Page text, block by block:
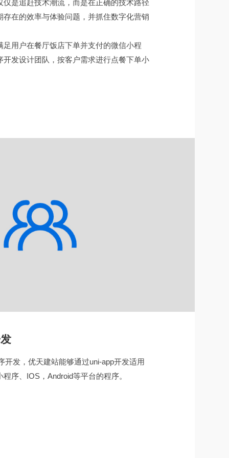
是追赶技术潮流，而是在正确的技术路径
在的效率与体验问题，并抓住数字化营销
用户在餐厅饭店下单并支付的微信小程
开发设计团队，按客户需求进行点餐下单小
开发，优天建站能够通过uni-app开发适用
序、IOS，Android等平台的程序。